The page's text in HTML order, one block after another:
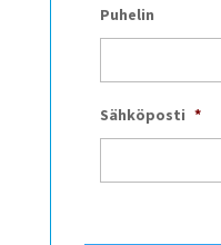
Puhelin
Sähköposti *